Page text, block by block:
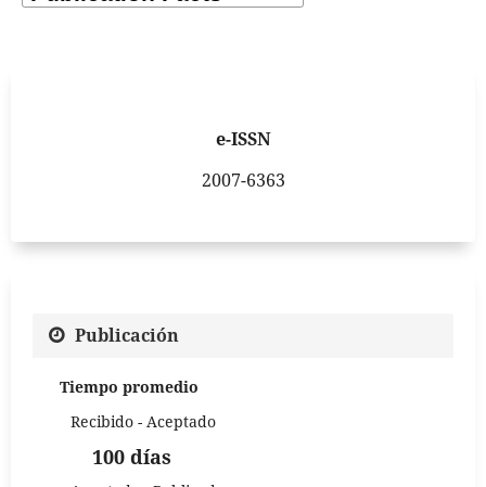
e-ISSN
2007-6363
Publicación
Tiempo promedio
Recibido - Aceptado
100 días